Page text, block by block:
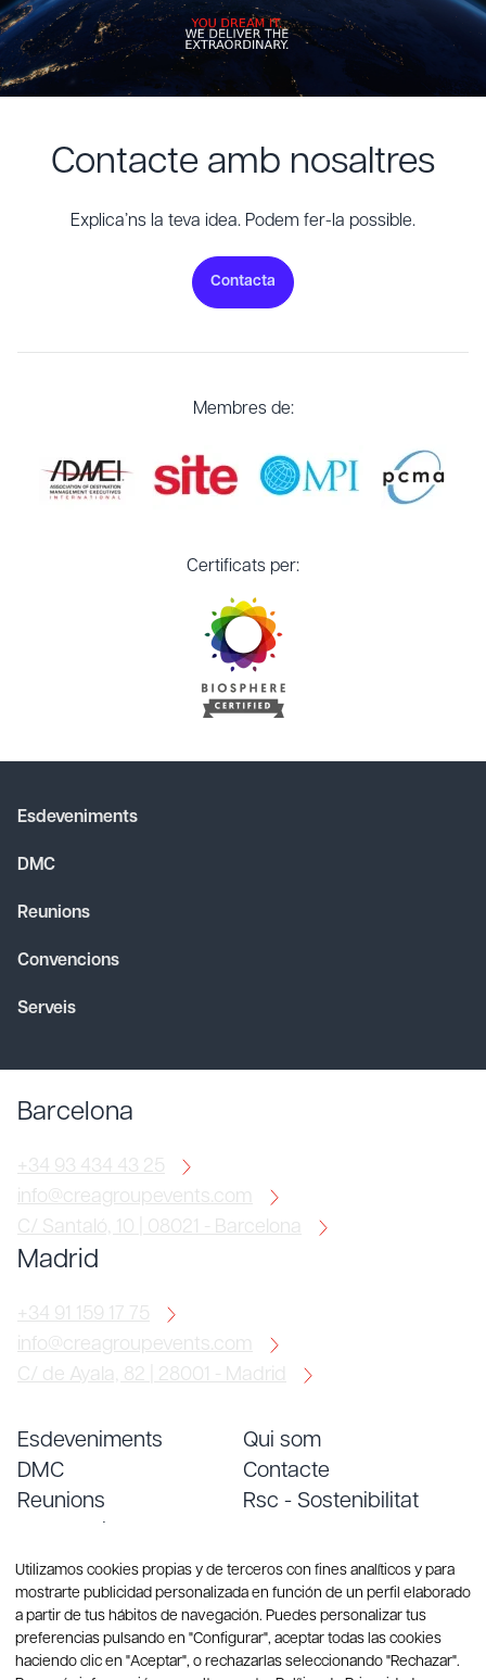
Contacte amb nosaltres
Explica’ns la teva idea. Podem fer-la possible.
Contacta
Membres de:
Certificats per:
Esdeveniments
DMC
Reunions
Convencions
Serveis
Barcelona
+34 93 434 43 25
info@creagroupevents.com
C/ Santaló, 10 | 08021 - Barcelona
Madrid
+34 91 159 17 75
info@creagroupevents.com
C/ de Ayala, 82 | 28001 - Madrid
Esdeveniments
DMC
Reunions
Serveis
Qui som
Contacte
Rsc - Sostenibilitat
Blog
Utilizamos cookies propias y de terceros con fines analíticos y para
mostrarte publicidad personalizada en función de un perfil elaborado
a partir de tus hábitos de navegación. Puedes personalizar tus
preferencias pulsando en "Configurar", aceptar todas las cookies
haciendo clic en "Aceptar", o rechazarlas seleccionando "Rechazar".